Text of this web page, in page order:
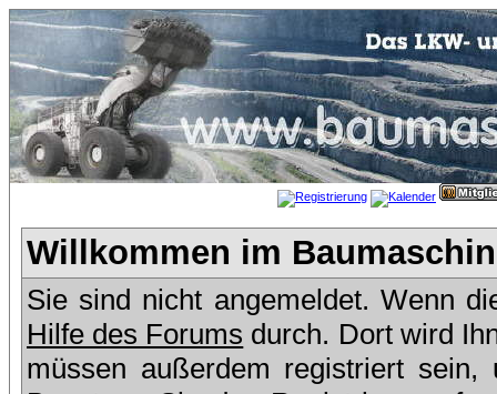
Willkommen im
Sie sind nicht angemeldet. Wenn
Hilfe des Forums durch. Dort wird
müssen außerdem registriert